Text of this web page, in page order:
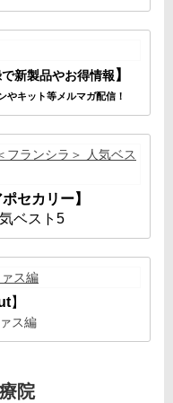
新製品やお得情報 】
やキット等メルマガ配信！
セカリー】
ベスト5
】
ス編
院